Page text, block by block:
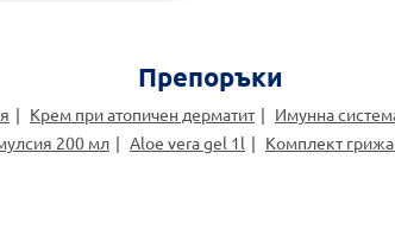
Препоръки
Крем при атопичен дерматит Имунна
200 мл Aloe vera gel 1l Комплект грижа